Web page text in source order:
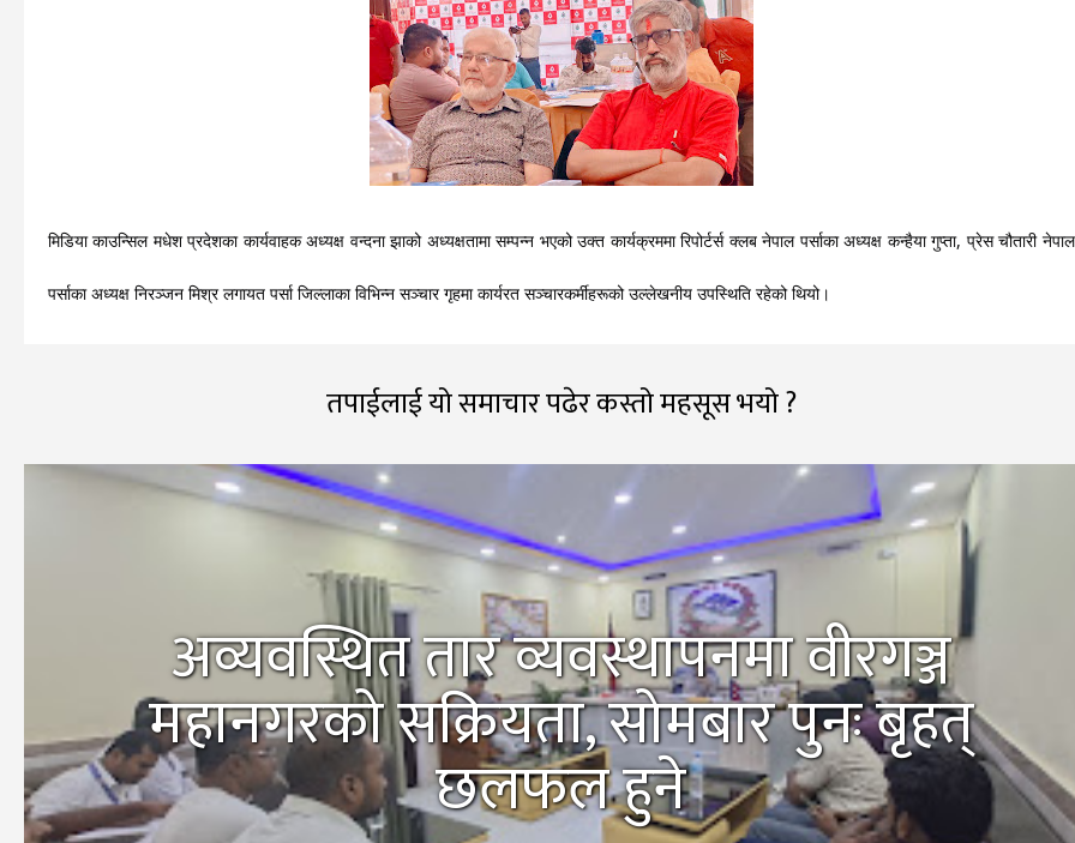
मिडिया काउन्सिल मधेश प्रदेशका कार्यवाहक अध्यक्ष वन्दना झाको अध्यक्षतामा सम्पन्न भएको उक्त कार्यक्रममा रिपोर्टर्स क्लब नेपाल पर्साका अध्यक्ष कन्हैया गुप्ता, प्रेस चौतारी नेपाल
पर्साका अध्यक्ष निरञ्जन मिश्र लगायत पर्सा जिल्लाका विभिन्न सञ्चार गृहमा कार्यरत सञ्चारकर्मीहरूको उल्लेखनीय उपस्थिति रहेको थियो।
तपाईलाई यो समाचार पढेर कस्तो महसूस भयो ?
अव्यवस्थित तार व्यवस्थापनमा वीरगञ्ज
महानगरको सक्रियता, सोमबार पुनः बृहत्
छलफल हुने